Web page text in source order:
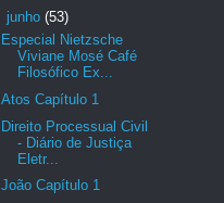
junho (53)
Especial Nietzsche
Viviane Mosé Café
Filosófico Ex...
Atos Capítulo 1
Direito Processual Civil
- Diário de Justiça
Eletr...
João Capítulo 1